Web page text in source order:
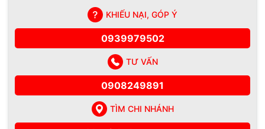
KHIẾU NẠI, GÓP Ý
0939979502
TƯ VẤN
0908249891
TÌM CHI NHÁNH